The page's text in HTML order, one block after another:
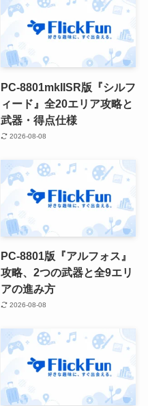
PC-8801mkIISR版『シルフ
ィード』全20エリア攻略と
武器・得点仕様
2026-08-08
PC-8801版『アルフォス』
攻略、2つの武器と全9エリ
アの進み方
2026-08-08